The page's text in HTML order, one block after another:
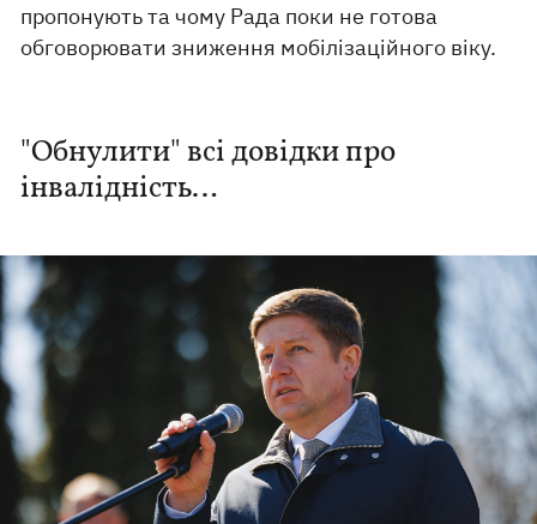
пропонують та чому Рада поки не готова
обговорювати зниження мобілізаційного віку.
"Обнулити" всі довідки про
інвалідність…